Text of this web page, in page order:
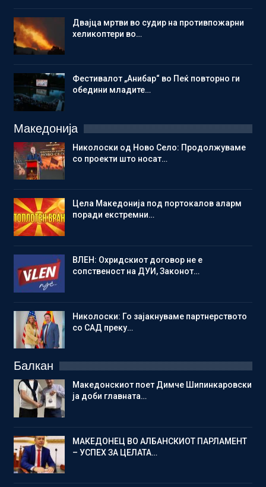
Двајца мртви во судир на противпожарни
хеликоптери во…
Фестивалот „Анибар“ во Пеќ повторно ги
обедини младите…
Македонија
Николоски од Ново Село: Продолжуваме
со проекти што носат…
Цела Македонија под портокалов аларм
поради екстремни…
ВЛЕН: Охридскиот договор не е
сопственост на ДУИ, Законот…
Николоски: Го зајакнуваме партнерството
со САД преку…
Балкан
Македонскиот поет Димче Шипинкаровски
ја доби главната…
МАКЕДОНЕЦ ВО АЛБАНСКИОТ ПАРЛАМЕНТ
– УСПЕХ ЗА ЦЕЛАТА…